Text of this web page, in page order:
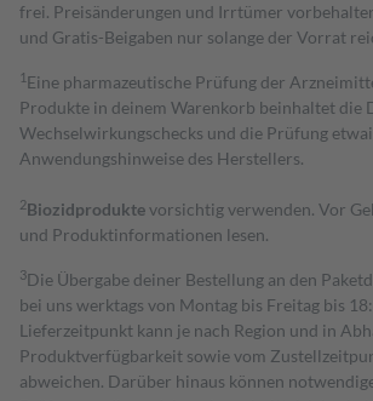
frei. Preisänderungen und Irrtümer
und Gratis-Beigaben nur solange der Vorrat
1 Eine pharmazeutische Prüfung der
Produkte in deinem Warenkorb beinhaltet die
Wechselwirkungschecks und die Prüfung
Anwendungshinweise des Herstellers.
2Biozidproduktevorsichtig verwenden. Vor
und Produktinformationen lesen.
3Die Übergabe deiner Bestellung an den
bei uns werktags von Montag bis Freitag bis
Lieferzeitpunkt kann je nach Region und in
Produktverfügbarkeit sowie vom
abweichen. Darüber hinaus können